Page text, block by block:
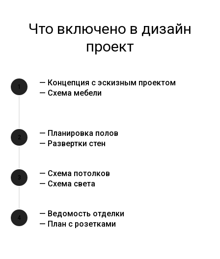
Что включено в дизайн
проект
1
— Концепция с эскизным проектом
— Схема мебели
2
— Планировка полов
— Развертки стен
3
— Схема потолков
— Схема света
4
— Ведомость отделки
— План с розетками